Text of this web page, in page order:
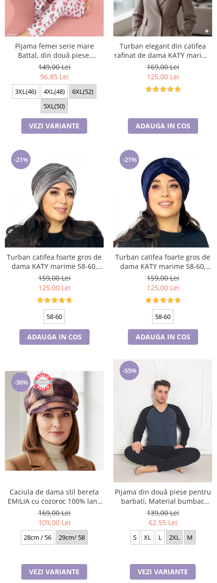
Cadouri pentru Doctori
Cadouri pentru Sfânta Maria
Martisoare
Pijama femei serie mare
Battal, din două piese,
bumbac , Lux PIJ300025
149,00 Lei
96,85 Lei
3XL(46) 4XL(48)
6XL(52)
5XL(50)
VEZI VARIANTE
Turban elegant din catifea
rafinat de dama KATY marime
universala, captuseala polar,
culoare maro Sequoia
169,00 Lei
125,00 Lei
ADAUGA IN COS
-21%
Turban catifea foarte gros de
dama KATY marime 58-60,
captuseala polar, culoare gri
deschis
159,00 Lei
125,00 Lei
58-60
ADAUGA IN COS
-21%
Turban catifea foarte gros de
dama KATY marime 58-60,
captuseala polar, culoare
bleomarin
159,00 Lei
125,00 Lei
58-60
ADAUGA IN COS
-36%
Caciula de dama stil bereta
EMILIA cu cozoroc 100% lana
TTO22.01.T02 Rabionek
Polonia
169,00 Lei
109,00 Lei
28cm / 56 29cm/ 58
VEZI VARIANTE
-55%
Pijama din două piese pentru
barbati, Material bumbac
Lycra Baki906
139,00 Lei
62,55 Lei
S XL L 2XL M
VEZI VARIANTE